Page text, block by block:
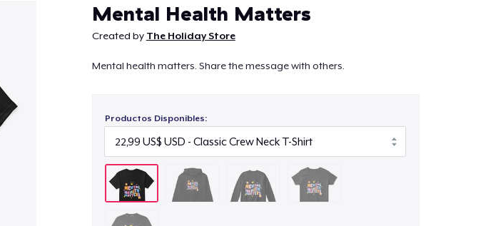
Mental Health Matters
Created by The Holiday Store
Mental health matters. Share the message with others.
Productos Disponibles: